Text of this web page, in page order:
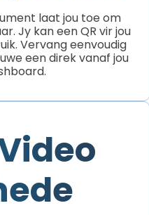
laat jou toe om
Jy kan een QR vir jou
Vervang eenvoudig
een direk vanaf jou